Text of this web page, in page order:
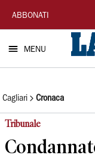
La
Nuova
Sardegna
ABBONATI
MENU
Cagliari Cronaca
Tribunale